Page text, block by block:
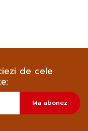
de cele
Ma abonez